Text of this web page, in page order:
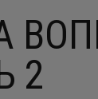
2